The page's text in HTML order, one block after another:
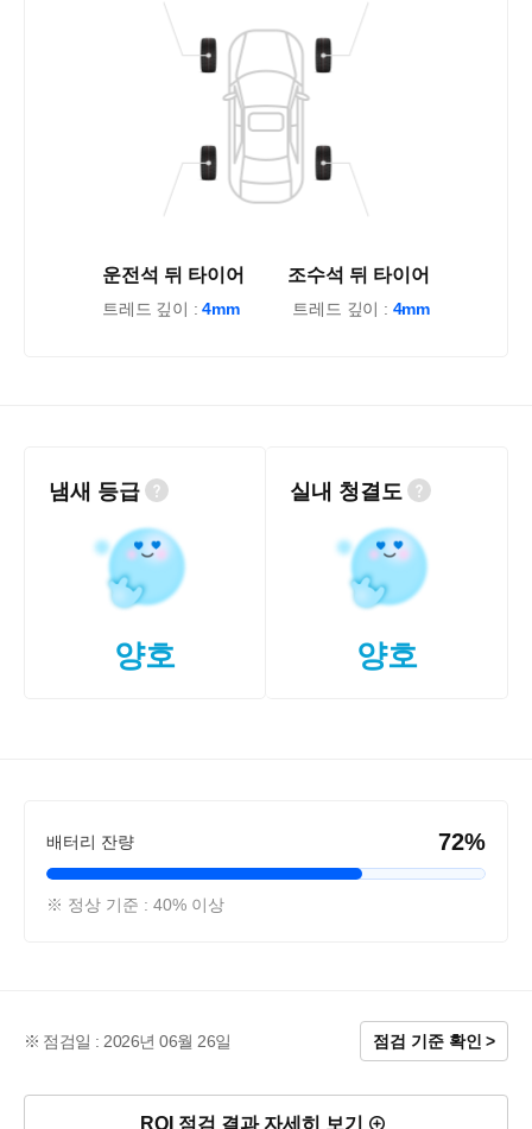
운전석 뒤 타이어
트레드 깊이 :4mm
조수석 뒤 타이어
트레드 깊이 : 4mm
냄새 등급
양호
실내 청결도
양호
배터리 잔량 72%
※ 정상 기준 : 40% 이상
점검일 : 2026년 06월 26일 점검 기준 확인
RQI 점검 결과 자세히 보기